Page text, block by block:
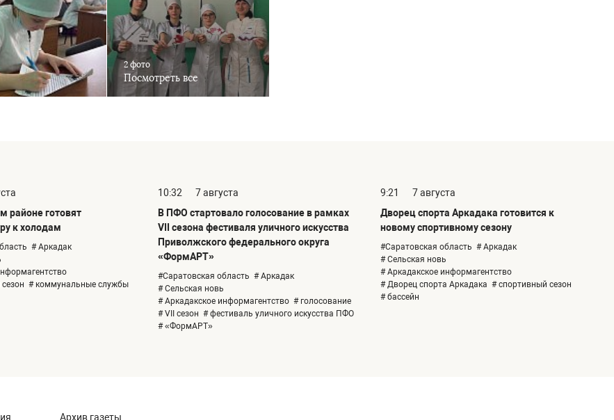
2 фото
Посмотреть все
районе готовят
к холодам
# Аркадак
# коммунальные службы
10:32
7 августа
В ПФО стартовало голосование в рамках
VII сезона фестиваля уличного искусства
Приволжского федерального округа
«ФормАРТ»
#Саратовская область # Аркадак
# Сельская новь
# Аркадакское информагентство # голосование
# VII сезон # фестиваль уличного искусства ПФО
# «ФормАРТ»
9:21
7 августа
Дворец спорта Аркадака готовится к
новому спортивному сезону
#Саратовская область # Аркадак
# Сельская новь
# Аркадакское информагентство
# Дворец спорта Аркадака # спортивный сезон
# бассейн
Архив газеты